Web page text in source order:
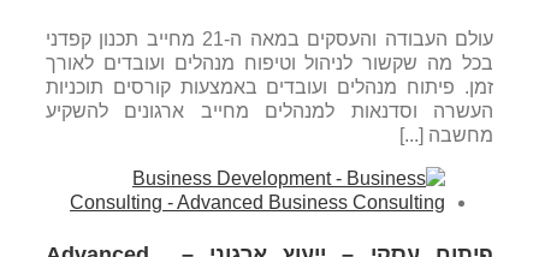
עולם העבודה והעסקים במאה ה-21 מחייב תכנון קפדני
בכל מה שקשור לניהול וטיפוח מנהלים ועובדים לאורך
זמן. פיתוח מנהלים ועובדים באמצעות קורסים תוכניות
העשרה וסדנאות למנהלים מחייב ארגונים להשקיע
מחשבה [...]